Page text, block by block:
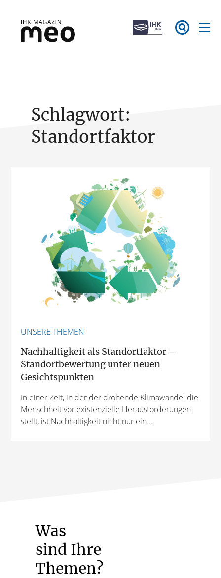

Schlagwort:
Standortfaktor
UNSERE THEMEN
Nachhaltigkeit als Standortfaktor –
Standortbewertung unter neuen
Gesichtspunkten
In einer Zeit, in der der drohende Klimawandel die
Menschheit vor existenzielle Herausforderungen
stellt, ist Nachhaltigkeit nicht nur ein...
Was
sind Ihre
Themen?